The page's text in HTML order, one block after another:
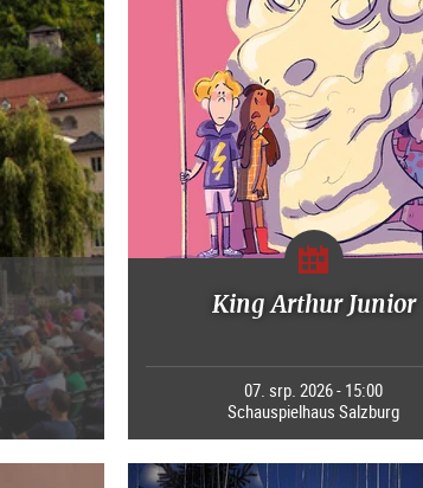
King Arthur Junior
07. srp. 2026 - 15:00
Schauspielhaus Salzburg